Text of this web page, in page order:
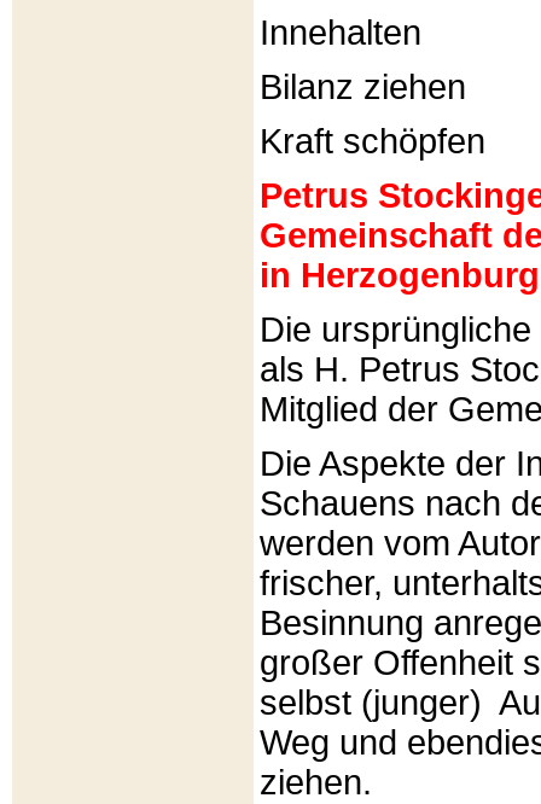
Innehalten
Bilanz ziehen
Kraft schöpfen
Petrus
Gemeinschaft
in
Die
als H. Petrus
Mitglied der
Die Aspekte der
Schauens nach
werden vom
frischer,
Besinnung
großer Offenheit
selbst (junger)
Weg und
ziehen.